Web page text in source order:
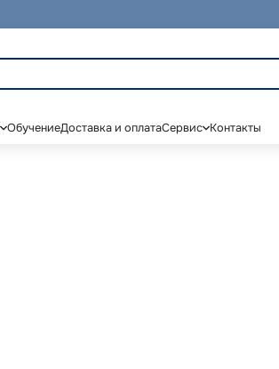
ОбучениеДоставка и оплатаСервис Контакты